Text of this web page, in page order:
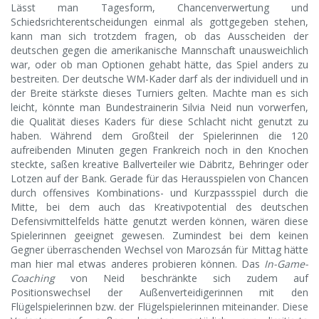
Lässt man Tagesform, Chancenverwertung und
Schiedsrichterentscheidungen einmal als gottgegeben stehen,
kann man sich trotzdem fragen, ob das Ausscheiden der
deutschen gegen die amerikanische Mannschaft unausweichlich
war, oder ob man Optionen gehabt hätte, das Spiel anders zu
bestreiten. Der deutsche WM-Kader darf als der individuell und in
der Breite stärkste dieses Turniers gelten. Machte man es sich
leicht, könnte man Bundestrainerin Silvia Neid nun vorwerfen,
die Qualität dieses Kaders für diese Schlacht nicht genutzt zu
haben. Während dem Großteil der Spielerinnen die 120
aufreibenden Minuten gegen Frankreich noch in den Knochen
steckte, saßen kreative Ballverteiler wie Däbritz, Behringer oder
Lotzen auf der Bank. Gerade für das Herausspielen von Chancen
durch offensives Kombinations- und Kurzpassspiel durch die
Mitte, bei dem auch das Kreativpotential des deutschen
Defensivmittelfelds hätte genutzt werden können, wären diese
Spielerinnen geeignet gewesen. Zumindest bei dem keinen
Gegner überraschenden Wechsel von Marozsán für Mittag hätte
man hier mal etwas anderes probieren können. Das In-Game-
Coachingvon Neid beschränkte sich zudem auf
Positionswechsel der Außenverteidigerinnen mit den
Flügelspielerinnen bzw. der Flügelspielerinnen miteinander. Diese